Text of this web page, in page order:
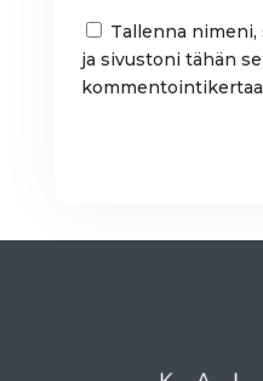
Tallenna
ja sivustoni tähän